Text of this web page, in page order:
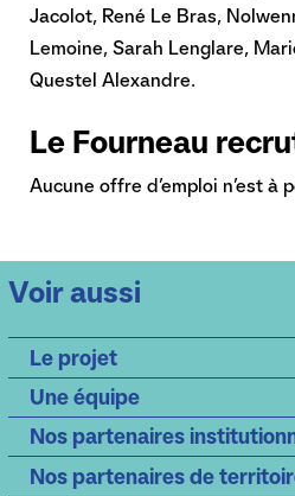
Jacolot, René Le Bras,
Lemoine, Sarah Lenglare,
Questel Alexandre.
Le Fourneau
Aucune offre d’emploi n’est à
Voir aussi
Le projet
Une équipe
Nos partenaires
Nos partenaires de